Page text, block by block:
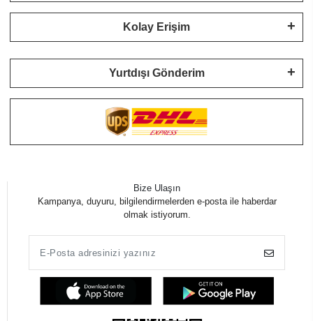
Kolay Erişim
Yurtdışı Gönderim
Bize Ulaşın
Kampanya, duyuru, bilgilendirmelerden e-posta ile haberdar
olmak istiyorum.